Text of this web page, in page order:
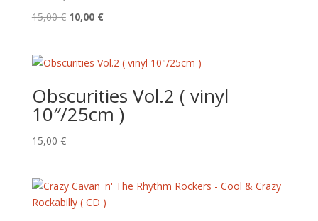
15,00€ Le
était :
10,00 €Le
est :
Obscurities Vol.2 ( vinyl
10″/25cm )
15,00 €